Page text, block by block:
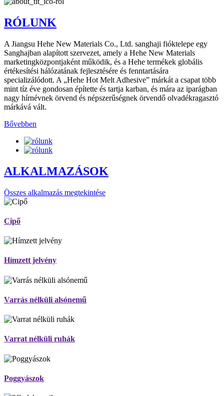
RÓLUNK
A Jiangsu Hehe New Materials Co., Ltd. sanghaji fióktelepe egy
Sanghajban alapított szervezet, amely a Hehe New Materials
marketingközpontjaként működik, és a Hehe termékek globális
értékesítési hálózatának fejlesztésére és fenntartására
specializálódott. A „Hehe Hot Melt Adhesive” márkát a csapat több
mint tíz éve gondosan építette és tartja karban, és mára az iparágban
nagy hírnévnek örvend és népszerűségnek örvendő olvadékragasztó
márkává vált.
Bővebben
ALKALMAZÁSOK
Összes alkalmazás megtekintése
Cipő
Hímzett jelvény
Varrás nélküli alsónemű
Varrat nélküli ruhák
Poggyászok